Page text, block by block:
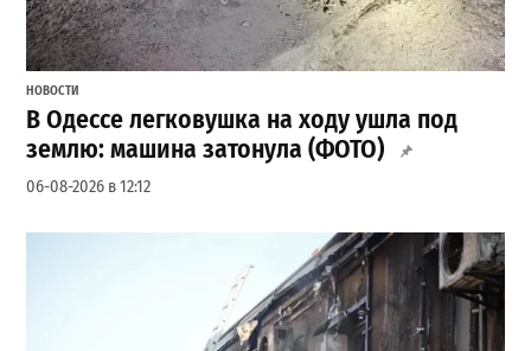
НОВОСТИ
В Одессе легковушка на ходу ушла под
землю: машина затонула (ФОТО)
06-08-2026 в 12:12